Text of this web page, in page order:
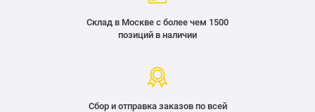
Склад в Москве с более чем 1500
позиций в наличии
Сбор и отправка заказов по всей